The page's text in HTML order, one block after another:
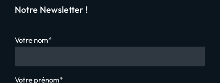
Notre Newsletter !
Votre nom*
Votre prénom*